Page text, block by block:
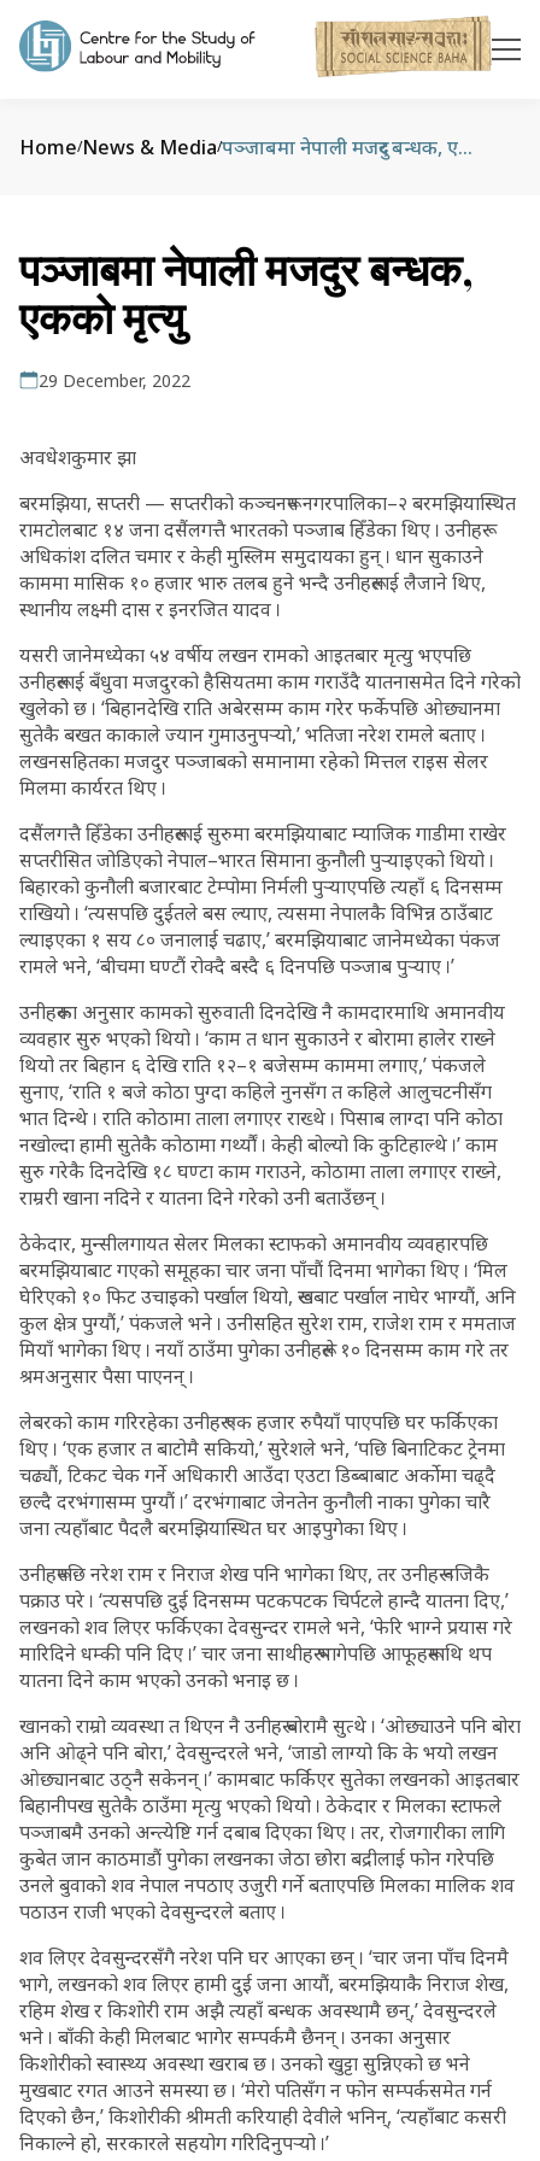
Home/News & Media/ पञ्जाबमा नेपाली मजदुर बन्धक, एकको मृत्यु
पञ्जाबमा नेपाली मजदुर बन्धक,
एकको मृत्यु
29 December, 2022
अवधेशकुमार झा
बरमझिया, सप्तरी — सप्तरीको कञ्चनरूप नगरपालिका–२ बरमझियास्थित
रामटोलबाट १४ जना दसैंलगत्तै भारतको पञ्जाब हिँडेका थिए । उनीहरू
अधिकांश दलित चमार र केही मुस्लिम समुदायका हुन् । धान सुकाउने
काममा मासिक १० हजार भारु तलब हुने भन्दै उनीहरूलाई लैजाने थिए,
स्थानीय लक्ष्मी दास र इनरजित यादव ।
यसरी जानेमध्येका ५४ वर्षीय लखन रामको आइतबार मृत्यु भएपछि
उनीहरूलाई बँधुवा मजदुरको हैसियतमा काम गराउँदै यातनासमेत दिने गरेको
खुलेको छ । ‘बिहानदेखि राति अबेरसम्म काम गरेर फर्केपछि ओछ्यानमा
सुतेकै बखत काकाले ज्यान गुमाउनुपर्‍यो,’ भतिजा नरेश रामले बताए ।
लखनसहितका मजदुर पञ्जाबको समानामा रहेको मित्तल राइस सेलर
मिलमा कार्यरत थिए ।
दसैंलगत्तै हिँडेका उनीहरूलाई सुरुमा बरमझियाबाट म्याजिक गाडीमा राखेर
सप्तरीसित जोडिएको नेपाल–भारत सिमाना कुनौली पुर्‍याइएको थियो ।
बिहारको कुनौली बजारबाट टेम्पोमा निर्मली पुर्‍याएपछि त्यहाँ ६ दिनसम्म
राखियो । ‘त्यसपछि दुईतले बस ल्याए, त्यसमा नेपालकै विभिन्न ठाउँबाट
ल्याइएका १ सय ८० जनालाई चढाए,’ बरमझियाबाट जानेमध्येका पंकज
रामले भने, ‘बीचमा घण्टौं रोक्दै बस्दै ६ दिनपछि पञ्जाब पुर्‍याए ।’
उनीहरूका अनुसार कामको सुरुवाती दिनदेखि नै कामदारमाथि अमानवीय
व्यवहार सुरु भएको थियो । ‘काम त धान सुकाउने र बोरामा हालेर राख्ने
थियो तर बिहान ६ देखि राति १२–१ बजेसम्म काममा लगाए,’ पंकजले
सुनाए, ‘राति १ बजे कोठा पुग्दा कहिले नुनसँग त कहिले आलुचटनीसँग
भात दिन्थे । राति कोठामा ताला लगाएर राख्थे । पिसाब लाग्दा पनि कोठा
नखोल्दा हामी सुतेकै कोठामा गर्थ्यौं । केही बोल्यो कि कुटिहाल्थे ।’ काम
सुरु गरेकै दिनदेखि १८ घण्टा काम गराउने, कोठामा ताला लगाएर राख्ने,
राम्ररी खाना नदिने र यातना दिने गरेको उनी बताउँछन् ।
ठेकेदार, मुन्सीलगायत सेलर मिलका स्टाफको अमानवीय व्यवहारपछि
बरमझियाबाट गएको समूहका चार जना पाँचौं दिनमा भागेका थिए । ‘मिल
घेरिएको १० फिट उचाइको पर्खाल थियो, रूखबाट पर्खाल नाघेर भाग्यौं, अनि
कुल क्षेत्र पुग्यौं,’ पंकजले भने । उनीसहित सुरेश राम, राजेश राम र ममताज
मियाँ भागेका थिए । नयाँ ठाउँमा पुगेका उनीहरूले १० दिनसम्म काम गरे तर
श्रमअनुसार पैसा पाएनन् ।
लेबरको काम गरिरहेका उनीहरू एक हजार रुपैयाँ पाएपछि घर फर्किएका
थिए । ‘एक हजार त बाटोमै सकियो,’ सुरेशले भने, ‘पछि बिनाटिकट ट्रेनमा
चढ्यौं, टिकट चेक गर्ने अधिकारी आउँदा एउटा डिब्बाबाट अर्कोमा चढ्दै
छल्दै दरभंगासम्म पुग्यौं ।’ दरभंगाबाट जेनतेन कुनौली नाका पुगेका चारै
जना त्यहाँबाट पैदलै बरमझियास्थित घर आइपुगेका थिए ।
उनीहरूपछि नरेश राम र निराज शेख पनि भागेका थिए, तर उनीहरू नजिकै
पक्राउ परे । ‘त्यसपछि दुई दिनसम्म पटकपटक चिर्पटले हान्दै यातना दिए,’
लखनको शव लिएर फर्किएका देवसुन्दर रामले भने, ‘फेरि भाग्ने प्रयास गरे
मारिदिने धम्की पनि दिए ।’ चार जना साथीहरू भागेपछि आफूहरूमाथि थप
यातना दिने काम भएको उनको भनाइ छ ।
खानको राम्रो व्यवस्था त थिएन नै उनीहरू बोरामै सुत्थे । ‘ओछ्याउने पनि बोरा
अनि ओढ्ने पनि बोरा,’ देवसुन्दरले भने, ‘जाडो लाग्यो कि के भयो लखन
ओछ्यानबाट उठ्नै सकेनन् ।’ कामबाट फर्किएर सुतेका लखनको आइतबार
बिहानीपख सुतेकै ठाउँमा मृत्यु भएको थियो । ठेकेदार र मिलका स्टाफले
पञ्जाबमै उनको अन्त्येष्टि गर्न दबाब दिएका थिए । तर, रोजगारीका लागि
कुबेत जान काठमाडौं पुगेका लखनका जेठा छोरा बद्रीलाई फोन गरेपछि
उनले बुवाको शव नेपाल नपठाए उजुरी गर्ने बताएपछि मिलका मालिक शव
पठाउन राजी भएको देवसुन्दरले बताए ।
शव लिएर देवसुन्दरसँगै नरेश पनि घर आएका छन् । ‘चार जना पाँच दिनमै
भागे, लखनको शव लिएर हामी दुई जना आयौं, बरमझियाकै निराज शेख,
रहिम शेख र किशोरी राम अझै त्यहाँ बन्धक अवस्थामै छन्,’ देवसुन्दरले
भने । बाँकी केही मिलबाट भागेर सम्पर्कमै छैनन् । उनका अनुसार
किशोरीको स्वास्थ्य अवस्था खराब छ । उनको खुट्टा सुन्निएको छ भने
मुखबाट रगत आउने समस्या छ । ‘मेरो पतिसँग न फोन सम्पर्कसमेत गर्न
दिएको छैन,’ किशोरीकी श्रीमती करियाही देवीले भनिन्, ‘त्यहाँबाट कसरी
निकाल्ने हो, सरकारले सहयोग गरिदिनुपर्‍यो ।’